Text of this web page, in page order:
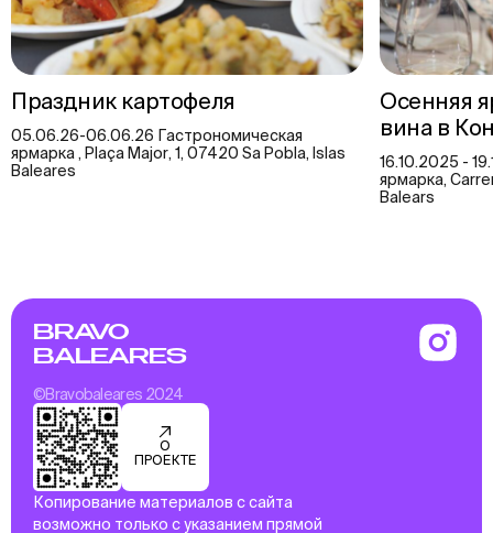
Праздник картофеля
05.06.26-06.06.26 Гастрономическая
ярмарка , Plaça Major, 1, 07420 Sa Pobla, Islas
Baleares
Осенняя
вина в
16.10.2025 -
ярмарка,
Balears
BRAVO
BALEARES
©Bravobaleares 2024
О
ПРОЕКТЕ
Копирование материалов с сайта
возможно только с указанием прямой